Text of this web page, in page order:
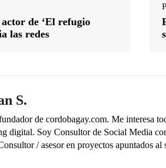
de ‘El refugio
las redes
S.
de cordobagay.com. Me interesa
digital. Soy Consultor de Social Media
/ asesor en proyectos apuntados